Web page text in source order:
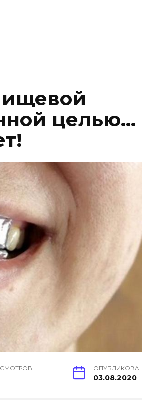
целью…
03.08.2020